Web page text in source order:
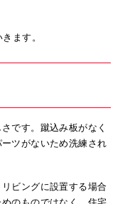
ます。
です。蹴込み板がなく
ツがないため洗練され
ビングに設置する場合